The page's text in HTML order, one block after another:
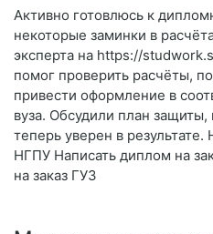
Активно готовлюсь к
некоторые заминки в
эксперта на https://
помог проверить расчёты,
привести оформление в
вуза. Обсудили план
теперь уверен в результате.
НГПУ Написать диплом на
на заказ ГУЗ